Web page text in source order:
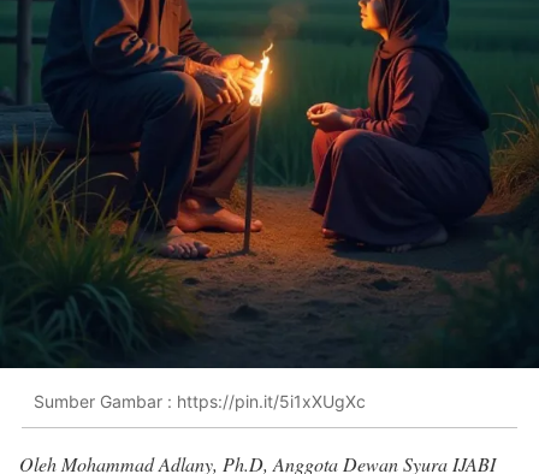
Sumber Gambar : https://pin.it/5i1xXUgXc
Oleh Mohammad Adlany, Ph.D, Anggota Dewan Syura IJABI